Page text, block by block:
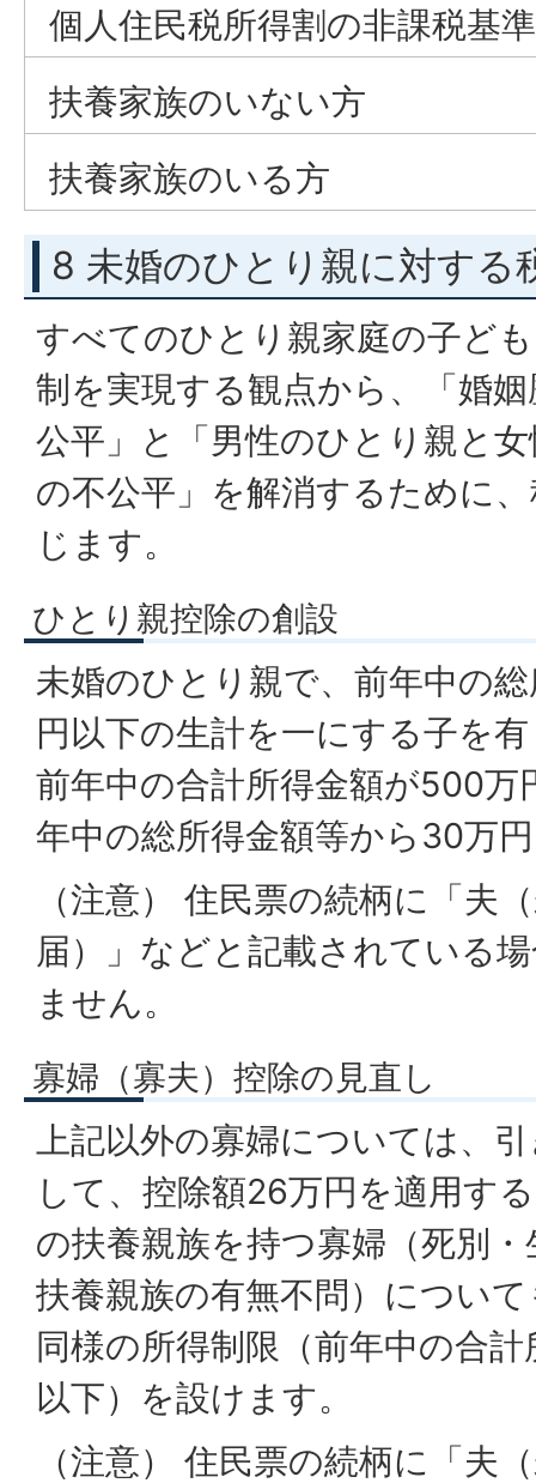
個人住民税所得割の非課税基準
扶養家族のいない方
扶養家族のいる方
8 未婚のひとり親に対する
すべてのひとり親家庭の子ど
制を実現する観点から、「婚
公平」と「男性のひとり親と
の不公平」を解消するために
じます。
ひとり親控除の創設
未婚のひとり親で、前年中の
円以下の生計を一にする子を
前年中の合計所得金額が500万
年中の総所得金額等から30万
（注意） 住民票の続柄に「夫
届）」などと記載されている
ません。
寡婦（寡夫）控除の見直し
上記以外の寡婦については、
して、控除額26万円を適用す
の扶養親族を持つ寡婦（死別
扶養親族の有無不問）につい
同様の所得制限（前年中の合
以下）を設けます。
（注意） 住民票の続柄に「夫